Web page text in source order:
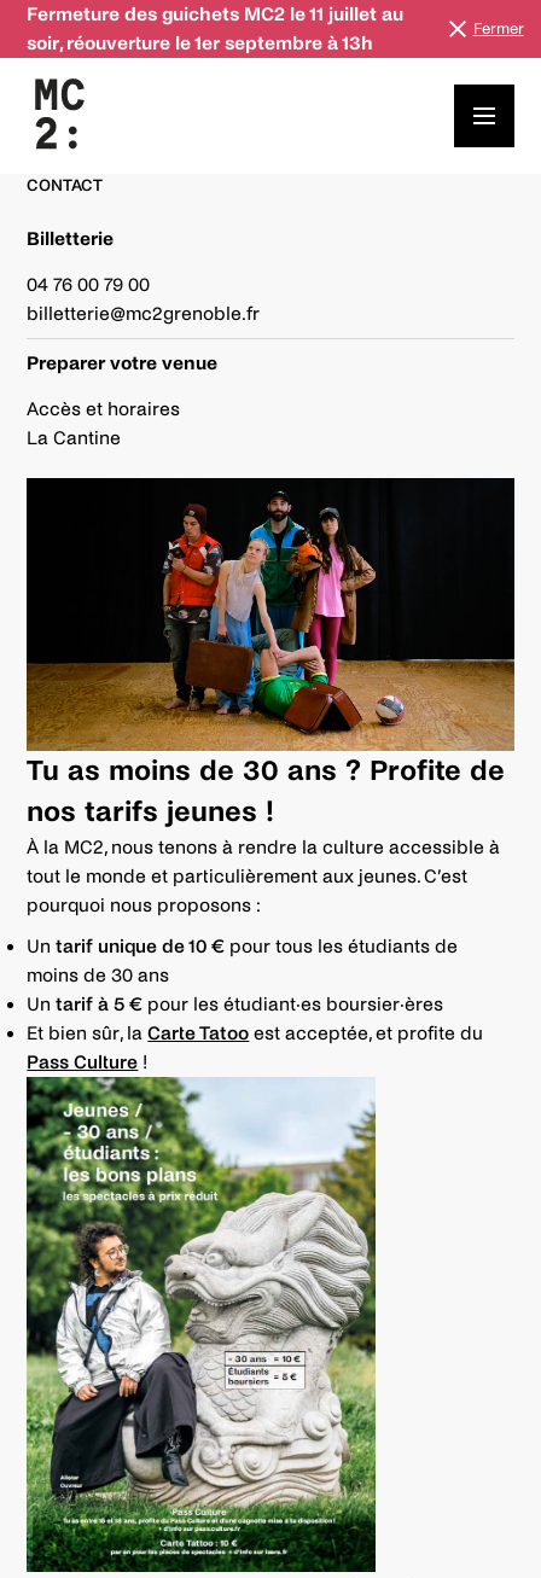
Fermeture des guichets MC2 le 11 juillet au
soir, réouverture le 1er septembre à 13h
Fermer
CONTACT
Billetterie
04 76 00 79 00
billetterie@mc2grenoble.fr
Preparer votre venue
Accès et horaires
La Cantine
Tu as moins de 30 ans ? Profite de
nos tarifs jeunes !
À la MC2, nous tenons à rendre la culture accessible à
tout le monde et particulièrement aux jeunes. C’est
pourquoi nous proposons :
Untarif unique de 10 € pour tous les étudiants de
moins de 30 ans
Untarif à 5 € pour les étudiant·es boursier·ères
Et bien sûr, laCarte Tatoo est acceptée, et profite du
Pass Culture !